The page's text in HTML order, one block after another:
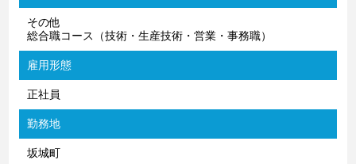
その他
総合職コース（技術・生産技術・営業・事務職）
雇用形態
正社員
勤務地
坂城町